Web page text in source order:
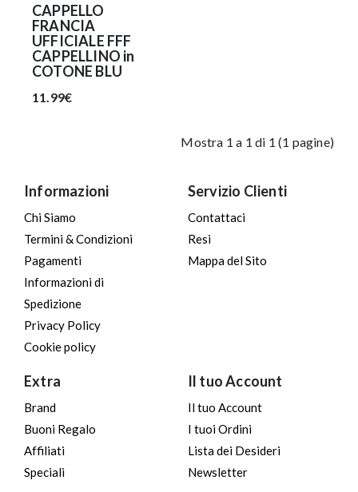
CAPPELLO
FRANCIA
UFFICIALE FFF
CAPPELLINO in
COTONE BLU
11.99€
Mostra 1 a 1 di 1 (1 pagine)
Informazioni
Chi Siamo
Termini & Condizioni
Pagamenti
Informazioni di
Spedizione
Privacy Policy
Cookie policy
Servizio Clienti
Contattaci
Resi
Mappa del Sito
Extra
Brand
Buoni Regalo
Affiliati
Speciali
Il tuo Account
Il tuo Account
I tuoi Ordini
Lista dei Desideri
Newsletter